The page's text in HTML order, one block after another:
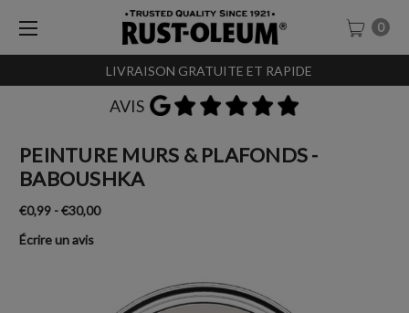
LIVRAISON GRATUITE ET RAPIDE
0
AVIS
PEINTURE MURS & PLAFONDS -
BABOUSHKA
€0,99 - €30,00
Écrire un avis